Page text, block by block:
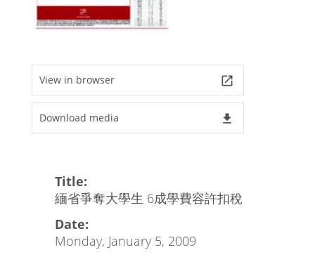
View in browser launch
Download media file_download
Title:
緬省爭奪大學生 6成學費容許扣稅
Date:
Monday, January 5, 2009